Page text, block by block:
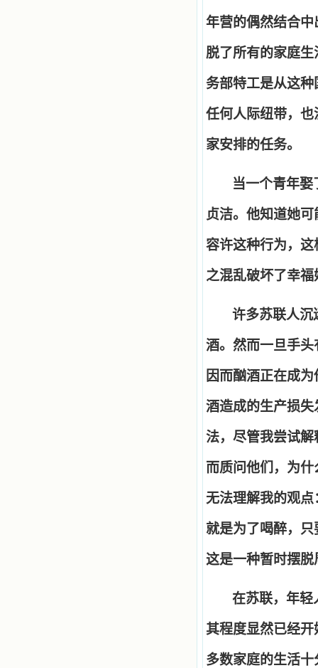
年营的偶然结合
脱了所有的家庭
务部特工是从这
任何人际纽带，
家安排的任务。
当一个青年
贞洁。他知道她
容许这种行为，
之混乱破坏了幸
许多苏联人沉
酒。然而一旦手
因而酗酒正在成
酒造成的生产损
法，尽管我尝试
而质问他们，为
无法理解我的观
就是为了喝醉，
这是一种暂时摆
在苏联，年轻
其程度显然已经
多数家庭的生活